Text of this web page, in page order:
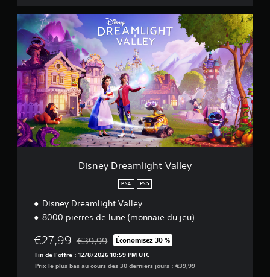
D
i
s
e
y
D
r
e
a
m
l
i
Disney Dreamlight Valley
PS4 PS5
Disney Dreamlight Valley
8000 pierres de lune (monnaie du jeu)
€27,99 Remise par rapport au prix d'origine de €39,99
€39,99 Économisez 30 %
Fin de l'offre : 12/8/2026 10:59 PM UTC
Prix le plus bas au cours des 30 derniers jours : €39,99